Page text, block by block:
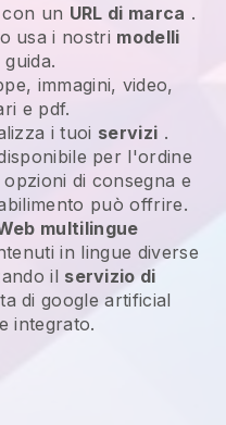
con un URL di marca .
o usa i nostri modelli
immagini, video,
e pdf.
i tuoi servizi .
per l'ordine
di consegna e
può offrire.
multilingue
in lingue diverse
il servizio di
di google artificial
integrato.